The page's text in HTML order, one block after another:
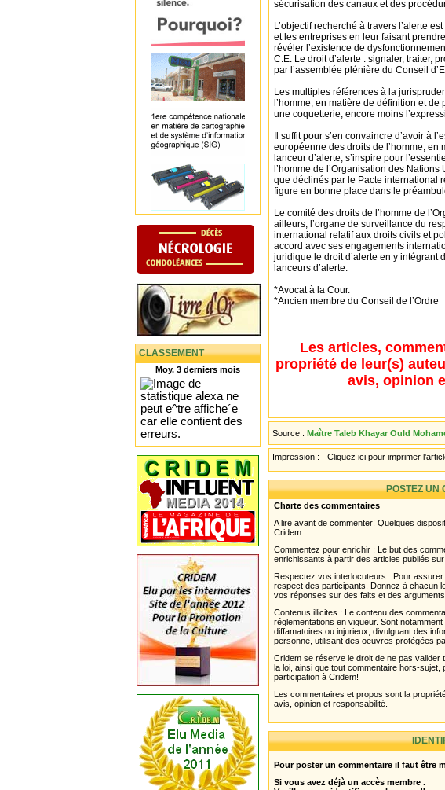
CLASSEMENT
Moy. 3 derniers mois
sécurisation des canaux et des
L’objectif recherché à travers l’alerte
et les entreprises en leur faisant
révéler l’existence de
C.E. Le droit d’alerte : signaler, traiter,
par l’assemblée plénière du Conseil
Les multiples références à la
l’homme, en matière de définition et
une coquetterie, encore moins
Il suffit pour s’en convaincre d’avoir à
européenne des droits de l’homme, en
lanceur d’alerte, s’inspire pour
l’homme de l’Organisation des
que déclinés par le Pacte international
figure en bonne place dans le
Le comité des droits de l’homme de
ailleurs, l’organe de surveillance du
international relatif aux droits civils et
accord avec ses engagements
juridique le droit d’alerte en y intégrant
lanceurs d’alerte.
*Avocat à la Cour.
*Ancien membre du Conseil de l’Ordre
Les articles,
propriété de leur(s)
avis, opinion
Source : Maître Taleb Khayar Ould
Impression : Cliquez ici pour imprimer
POSTEZ UN
Charte des commentaires
A lire avant de commenter! Quelques
Cridem :
Commentez pour enrichir : Le but des
enrichissants à partir des articles publiés sur
Respectez vos interlocuteurs : Pour
respect des participants. Donnez à chacun
vos réponses sur des faits et des
Contenus illicites : Le contenu des
réglementations en vigueur. Sont
diffamatoires ou injurieux, divulguant des
personne, utilisant des oeuvres protégées
Cridem se réserve le droit de ne pas
la loi, ainsi que tout commentaire hors-
participation à Cridem!
Les commentaires et propos sont la
avis, opinion et responsabilité.
Pour poster un commentaire il faut être
Si vous avez déjà un accès membre .